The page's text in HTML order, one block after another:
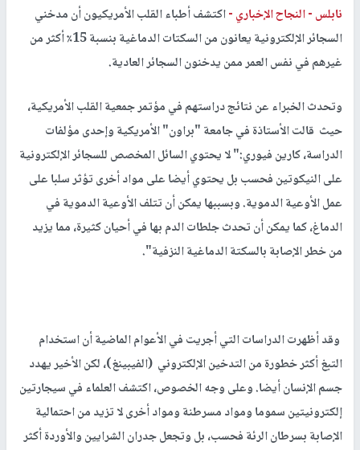
نابلس -النجاح الإخباري -اكتشف أطباء القلب الأمريكيون أن مدخني
السجائر الإلكترونية يعانون من السكتات الدماغية بنسبة 15٪ أكثر من
غيرهم في نفس العمر ممن يدخنون السجائر العادية.
وتحدث الخبراء عن نتائج دراستهم في مؤتمر جمعية القلب الأمريكية،
حيث قالت الأستاذة في جامعة "براون" الأمريكية وإحدى مؤلفات
الدراسة، كارين فيوري:" لا يحتوي السائل المخصص للسجائر الإلكترونية
على النيكوتين فحسب بل يحتوي أيضا على مواد أخرى تؤثر سلبا على
عمل الأوعية الدموية. وبسببها يمكن أن تتلف الأوعية الدموية في
الدماغ، كما يمكن أن تحدث جلطات الدم بها في أحيان كثيرة، مما يزيد
من خطر الإصابة بالسكتة الدماغية النزفية".
وقد أظهرت الدراسات التي أجريت في الأعوام الماضية أن استخدام
التبغ أكثر خطورة من التدخين الإلكتروني (الفيبينغ)، لكن الأخير يهدد
جسم الإنسان أيضا. وعلى وجه الخصوص، اكتشف العلماء في سيجارتين
إلكترونيتين سموما ومواد مسرطنة ومواد أخرى لا تزيد من احتمالية
الإصابة بسرطان الرئة فحسب، بل وتجعل جدران الشرايين والأوردة أكثر